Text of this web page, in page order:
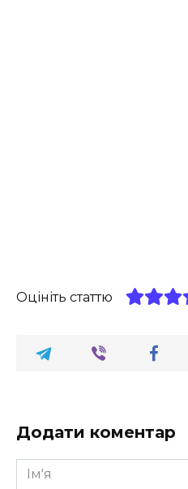
Оцініть статтю
Додати коментар
Ім'я